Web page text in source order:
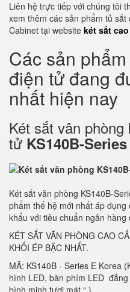
Liên hệ trực tiếp với chúng tôi
xem thêm các sản phẩm tủ
Cabinet tại website két sắt
Các sản
điện tử đang
nhất hiện nay
Két sắt vân phòng
tử KS140B-
Két sắt văn phòng KS140B-
phẩm thế hệ mới nhất áp
khẩu với tiêu chuẩn ngân hàng
KÉT SẮT VĂN PHÒNG CAO
KHỐI ÉP BẬC NHẤT.
MÃ: KS140B - Series E Korea
hình LED, bàn phím LED
bình minh tươi mát “ )